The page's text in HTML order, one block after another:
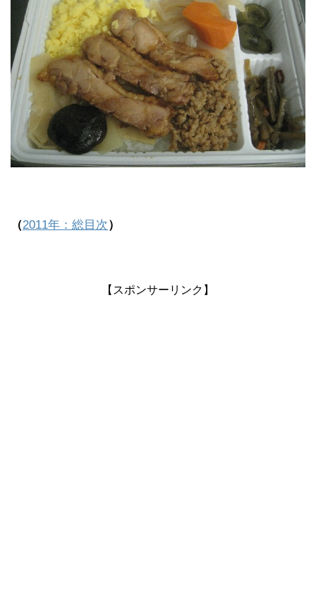
（2011年：総目次）
【スポンサーリンク】